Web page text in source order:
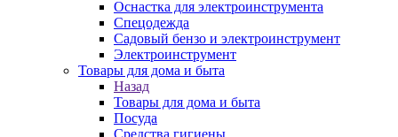
Оснастка для электроинструмента
Спецодежда
Садовый бензо и электроинструмент
Электроинструмент
Товары для дома и быта
Назад
Товары для дома и быта
Посуда
Средства гигиены